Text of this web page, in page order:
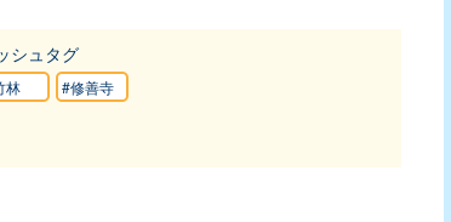
シュタグ
林 #修善寺